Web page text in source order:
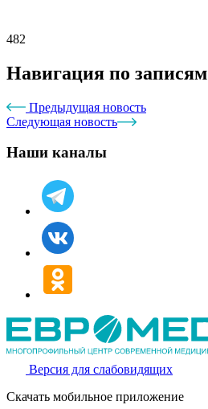
482
Навигация по записям
Предыдущая новость
Следующая новость
Наши каналы
Версия для слабовидящих
Скачать мобильное приложение